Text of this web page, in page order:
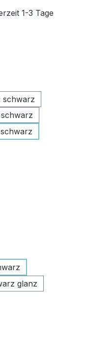
1-3 Tage
schwarz
glanz